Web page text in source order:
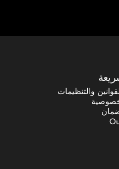
والتنظيمات